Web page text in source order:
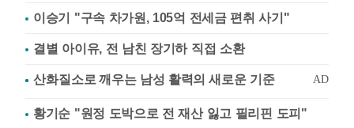
이승기 "구속 차가원, 105억 전세금 편취 사기"
결별 아이유, 전 남친 장기하 직접 소환
황기순 "원정 도박으로 전 재산 잃고 필리핀 도피"